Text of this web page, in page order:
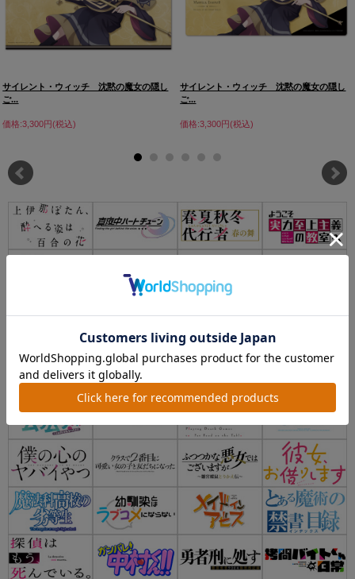
サイレント・ウィッチ 沈黙の魔女の隠し
ご...
価格:3,300円(税込)
サイレント・ウィッチ 沈黙の魔女の隠し
ご...
価格:3,300円(税込)